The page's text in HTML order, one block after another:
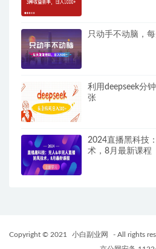
只动手不动脑，
利用deepseek分
张
2024直播黑科技
术，8月最新课程
Copyright © 2021 小白副业网 - All rights